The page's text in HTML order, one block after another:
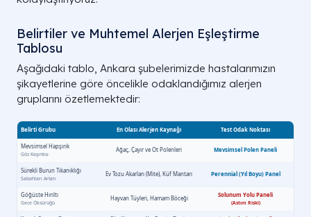
Belirtiler ve Muhtemel Alerjen Eşleştirme
Tablosu
Aşağıdaki tablo, Ankara şubelerimizde hastalarımızın
şikayetlerine göre öncelikle odaklandığımız alerjen
gruplarını özetlemektedir: